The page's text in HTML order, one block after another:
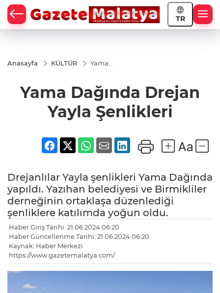
TR
Anasayfa KÜLTÜR
Yama
Yayla
Şenlikleri
Yama Dağında Drejan
Yayla Şenlikleri
Drejanlılar Yayla şenlikleri Yama Dağında
yapıldı. Yazıhan belediyesi ve Birmikliler
derneğinin ortaklaşa düzenlediği
şenliklere katılımda yoğun oldu.
Haber Giriş Tarihi: 21.06.2024 06:20
Haber Güncellenme Tarihi: 21.06.2024 06:20
Kaynak: Haber Merkezi
https://www.gazetemalatya.com/